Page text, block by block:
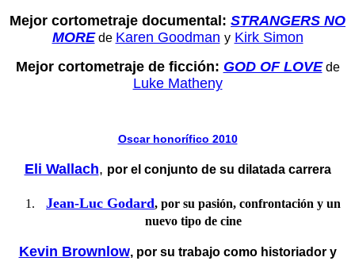
Mejor cortometraje documental: STRANGERS NO
MOREde Karen Goodman y Kirk Simon
Mejor cortometraje de ficción: GOD OF LOVEde
Luke Matheny
Oscar honorífico 2010
Eli Wallach, por el conjunto de su dilatada carrera
Jean-Luc Godard, por su pasión, confrontación y un
nuevo tipo de cine
Kevin Brownlow, por su trabajo como historiador y